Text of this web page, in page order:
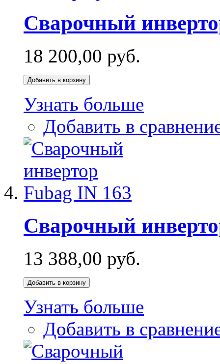
Сварочный
18 200,00 руб.
Добавить в корзину
Узнать больше
Добавить в
Сварочный
13 388,00 руб.
Добавить в корзину
Узнать больше
Добавить в